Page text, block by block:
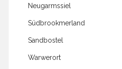
Neugarmssiel
Südbrookmerland
Sandbostel
Warwerort